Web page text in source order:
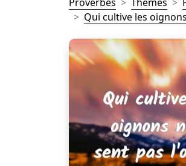
Qui cultive les